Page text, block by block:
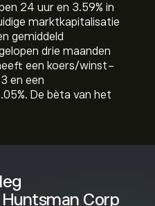
Huntsman Corp
24 uur en ‎3.59‎% in
marktkapitalisatie
gemiddeld
drie maanden
een koers/winst-
en een
De bèta van het